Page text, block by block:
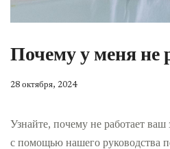
Почему у меня не
28 октября, 2024
Узнайте, почему не работает
с помощью нашего руководства